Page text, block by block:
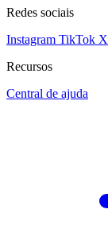
Redes sociais
Instagram TikTok
Recursos
Central de ajuda